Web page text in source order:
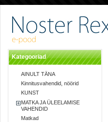
Kategooriad
AINULT TÄNA
Kinnitusvahendid, nöörid
KUNST
MATKA JA ÜLEELAMISE
VAHENDID
Matkad